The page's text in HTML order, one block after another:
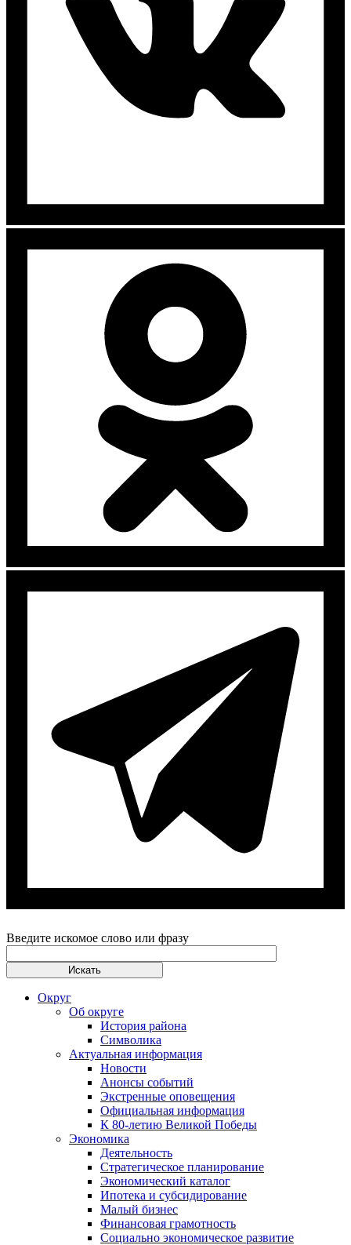
Введите искомое слово или фразу
Округ
Об округе
История района
Символика
Актуальная информация
Новости
Анонсы событий
Экстренные оповещения
Официальная информация
К 80-летию Великой Победы
Экономика
Деятельность
Стратегическое планирование
Экономический каталог
Ипотека и субсидирование
Малый бизнес
Финансовая грамотность
Социально экономическое развитие